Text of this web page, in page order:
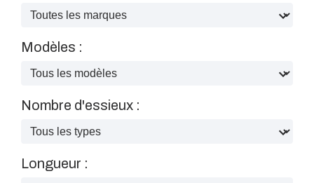
Modèles :
Nombre d'essieux :
Longueur :